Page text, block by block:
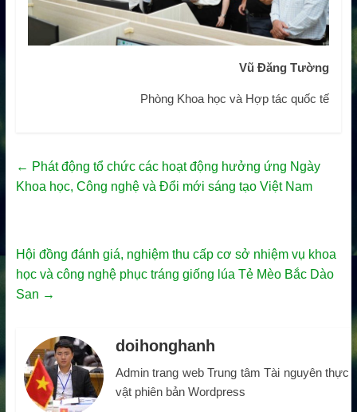
Vũ Đăng Tường
Phòng Khoa học và Hợp tác quốc tế
← Phát động tổ chức các hoạt động hưởng ứng Ngày
Khoa học, Công nghệ và Đổi mới sáng tạo Việt Nam
Hội đồng đánh giá, nghiệm thu cấp cơ sở nhiệm vụ khoa
học và công nghệ phục tráng giống lúa Tẻ Mèo Bắc Dào
San →
doihonghanh
Admin trang web Trung tâm Tài nguyên thực
vật phiên bản Wordpress